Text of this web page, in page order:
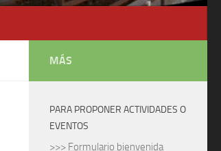
MÁS
PARA PROPONER ACTIVIDADES O
EVENTOS
>>> Formulario bienvenida